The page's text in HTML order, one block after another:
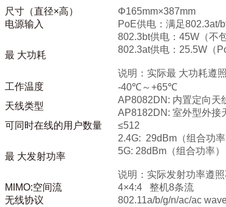
尺寸（直径×高）
Φ165mm×387mm
电源输入
PoE供电：满足802.3at/
最 大功耗
802.3bt供电：45W（不
802.3at供电：25.5W（
说明：实际最 大功耗遵
工作温度
-40℃～+65℃
天线类型
AP8082DN: 内置定向天
AP8182DN: 室外型外接
可同时在线的用户数量
≤512
最 大发射功率
2.4G: 29dBm（组合功率
5G: 28dBm（组合功率）
说明：实际发射功率遵
MIMO:空间流
4×4:4 整机8条流
无线协议
802.11a/b/g/n/ac/ac